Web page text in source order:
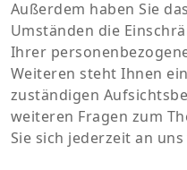
Außerdem haben Sie
Umständen die
Ihrer
Weiteren steht Ihnen
zuständigen
weiteren Fragen zum
Sie sich jederzeit an